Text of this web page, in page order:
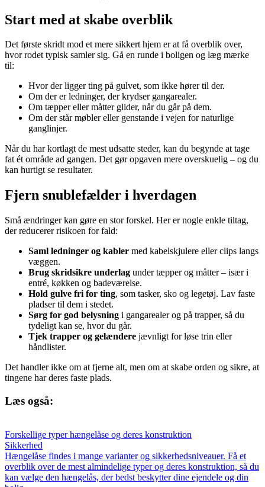
Start med at skabe overblik
Det første skridt mod et mere sikkert hjem er at få overblik over,
hvor rodet typisk samler sig. Gå en runde i boligen og læg mærke
til:
Hvor der ligger ting på gulvet, som ikke hører til der.
Om der er ledninger, der krydser gangarealer.
Om tæpper eller måtter glider, når du går på dem.
Om der står møbler eller genstande i vejen for naturlige
ganglinjer.
Når du har kortlagt de mest udsatte steder, kan du begynde at tage
fat ét område ad gangen. Det gør opgaven mere overskuelig – og du
kan hurtigt se resultater.
Fjern snublefælder i hverdagen
Små ændringer kan gøre en stor forskel. Her er nogle enkle tiltag,
der reducerer risikoen for fald:
Saml ledninger og kabler med kabelskjulere eller clips langs
væggen.
Brug skridsikre underlag under tæpper og måtter – især i
entré, køkken og badeværelse.
Hold gulve fri for ting, som tasker, sko og legetøj. Lav faste
pladser til dem i stedet.
Sørg for god belysning i gangarealer og på trapper, så du
tydeligt kan se, hvor du går.
Tjek trapper og gelændere jævnligt for løse trin eller
håndlister.
Det handler ikke om at fjerne alt, men om at skabe orden og sikre, at
tingene har deres faste plads.
Læs også:
Forskellige typer hængelåse og deres konstruktion
Sikkerhed
Hængelåse findes i mange varianter og sikkerhedsniveauer. Få et
overblik over de mest almindelige typer og deres konstruktion, så du
kan vælge den hængelås, der bedst beskytter dine ejendele og din